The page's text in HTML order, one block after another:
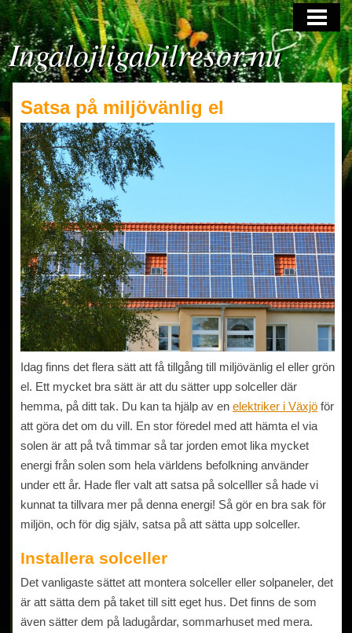
HOME
Ingalojligabilresor.nu
Satsa på miljövänlig el
Idag finns det flera sätt att få tillgång till miljövänlig el eller grön
el. Ett mycket bra sätt är att du sätter upp solceller där
hemma, på ditt tak. Du kan ta hjälp av enelektriker i Växjö för
att göra det om du vill. En stor föredel med att hämta el via
solen är att på två timmar så tar jorden emot lika mycket
energi från solen som hela världens befolkning använder
under ett år. Hade fler valt att satsa på solcelller så hade vi
kunnat ta tillvara mer på denna energi! Så gör en bra sak för
miljön, och för dig själv, satsa på att sätta upp solceller.
Installera solceller
Det vanligaste sättet att montera solceller eller solpaneler, det
är att sätta dem på taket till sitt eget hus. Det finns de som
även sätter dem på ladugårdar, sommarhuset med mera.